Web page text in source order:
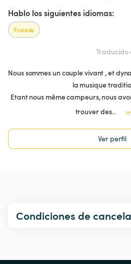
Hablo los siguientes idiomas:
Francés
Traducido
Nous sommes un couple vivant , et
la musique
Etant nous même campeurs, nous
trouver des…
Ver perfil
Condiciones de